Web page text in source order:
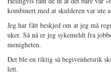
kombinert med at skulderen var ute
Jeg har fått beskjed om at jeg må
uker. Så nå er jeg sykemeldt fra
menigheten.
Det ble en riktig så begivenhetsrik
lett.